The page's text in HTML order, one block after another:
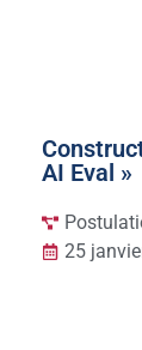
AI Eval »
25